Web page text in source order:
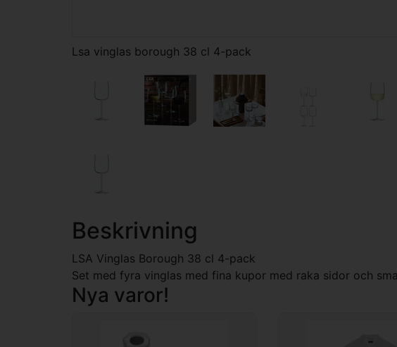
Lsa vinglas borough 38 cl 4-pack
Beskrivning
LSA Vinglas Borough 38 cl 4-pack
Set med fyra vinglas med fina kupor med raka sidor och
Nya varor!